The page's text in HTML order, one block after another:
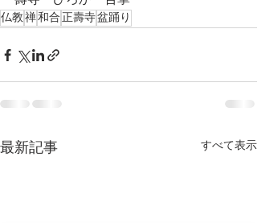
仏教禅和合正壽寺盆踊り
最新記事 すべて表示